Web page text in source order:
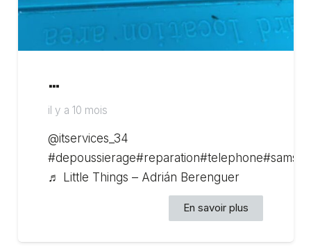
…
il y a 10 mois
@itservices_34
♬ Little Things – Adrián Berenguer
En savoir plus